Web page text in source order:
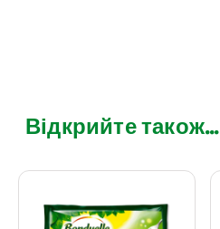
Відкрийте також...